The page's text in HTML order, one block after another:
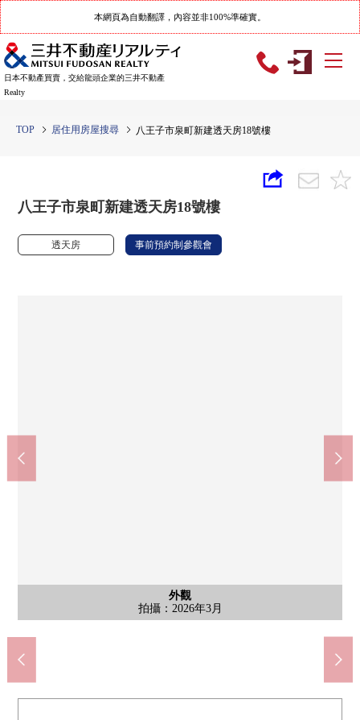
本網頁為自動翻譯，內容並非100%準確實。
日本不動產買賣，交給龍頭企業的三井不動產
Realty
TOP 居住用房屋搜尋 八王子市泉町新建透天房18號樓
八王子市泉町新建透天房18號樓
透天房 事前預約制參觀會
外觀
拍攝：2026年3月
外觀
拍攝：2026年3月
外觀
拍攝：2026年3月
含有前面道路的外觀
拍攝：2026年3月
含有前面道路的外觀
拍攝：2026年3月
BREG強音八王子商店(約770m)
ECO'S川口商店(約1400m)
Lawson八王子四谷町商店(約350m)
7-Eleven八王子四谷町商店(約550m)
Create Ｓ·Ｄ八王子四谷商店(約330m)
八王子市立原八王子東小學(約1100m)
八王子市立四谷中學(約720m)